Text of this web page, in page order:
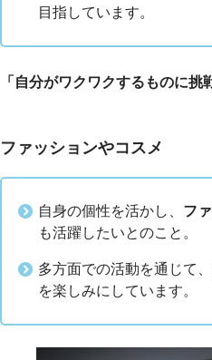
目指しています。
「自分がワクワクするものに挑
ファッションやコスメ
自身の個性を活かし、 フ
も活躍したいとのこと。
多方面での活動を通じて
を楽しみにしています。